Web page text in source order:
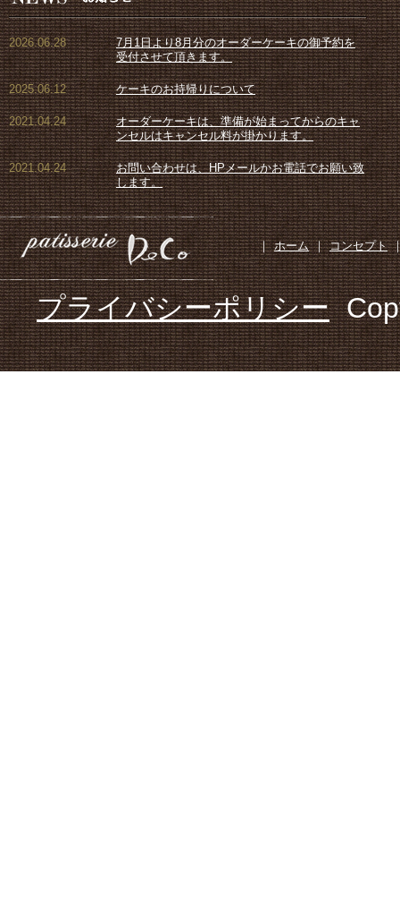
2026.06.28
7月1日より8月分のオーダーケーキの御予約を
受付させて頂きます。
2025.06.12 ケーキのお持帰りについて
2021.04.24
オーダーケーキは、準備が始まってからのキャ
ンセルはキャンセル料が掛かります。
2021.04.24
お問い合わせは、HPメールかお電話でお願い致
します。
｜ ホーム ｜ コンセプト
プライバシーポリシー